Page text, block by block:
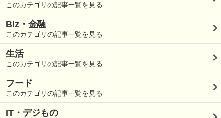
このカテゴリの記事一覧を見る
Biz・金融
このカテゴリの記事一覧を見る
生活
このカテゴリの記事一覧を見る
フード
このカテゴリの記事一覧を見る
IT・デジもの